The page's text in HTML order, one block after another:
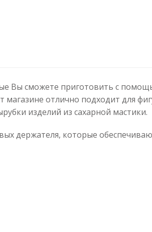
Вы сможете приготовить с
отлично подходит для
изделий из сахарной мастики.
держателя, которые